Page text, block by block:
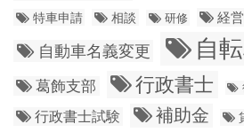
特車申請
相談 研修 経
自動車名義変更 自
葛飾支部 行政書士
行政書士試験 補助金